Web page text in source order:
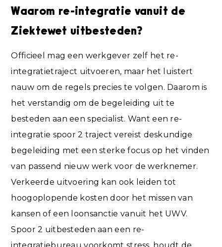
Waarom re-integratie vanuit de
Ziektewet uitbesteden?
Officieel mag een werkgever zelf het re-
integratietraject uitvoeren, maar het luistert
nauw om de regels precies te volgen. Daarom is
het verstandig om de begeleiding uit te
besteden aan een specialist. Want een re-
integratie spoor 2 traject vereist deskundige
begeleiding met een sterke focus op het vinden
van passend nieuw werk voor de werknemer.
Verkeerde uitvoering kan ook leiden tot
hoogoplopende kosten door het missen van
kansen of een loonsanctie vanuit het UWV.
Spoor 2 uitbesteden aan een re-